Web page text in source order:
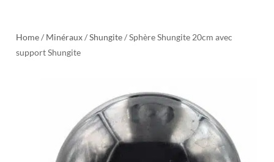
Home/ Minéraux/Shungite/ Sphère Shungite 20cm avec
support Shungite